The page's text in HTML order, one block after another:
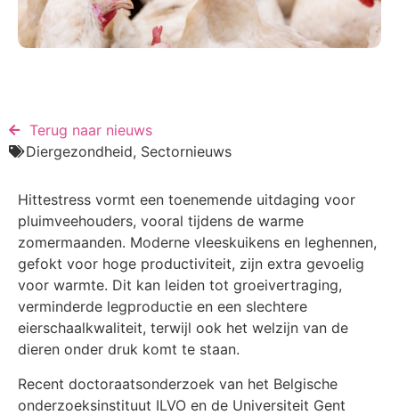
Terug naar nieuws​
Diergezondheid, Sectornieuws
Hittestress vormt een toenemende uitdaging voor
pluimveehouders, vooral tijdens de warme
zomermaanden. Moderne vleeskuikens en leghennen,
gefokt voor hoge productiviteit, zijn extra gevoelig
voor warmte. Dit kan leiden tot groeivertraging,
verminderde legproductie en een slechtere
eierschaalkwaliteit, terwijl ook het welzijn van de
dieren onder druk komt te staan.
Recent doctoraatsonderzoek van het Belgische
onderzoeksinstituut ILVO en de Universiteit Gent